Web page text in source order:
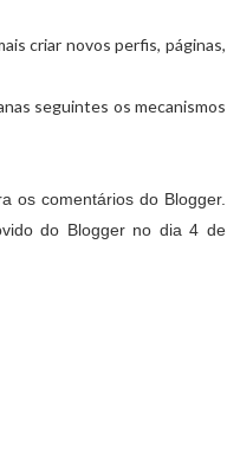
criar novos perfis, páginas,
seguintes os mecanismos
os comentários do Blogger.
do Blogger no dia 4 de